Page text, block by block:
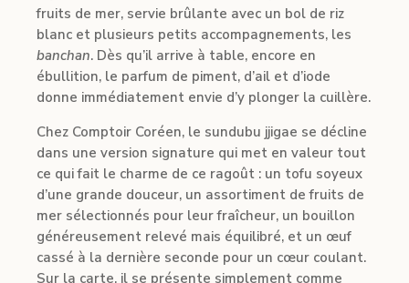
fruits de mer, servie brûlante avec un bol de riz
blanc et plusieurs petits accompagnements, les
banchan. Dès qu’il arrive à table, encore en
ébullition, le parfum de piment, d’ail et d’iode
donne immédiatement envie d’y plonger la cuillère.
Chez Comptoir Coréen, le sundubu jjigae se décline
dans une version signature qui met en valeur tout
ce qui fait le charme de ce ragoût : un tofu soyeux
d’une grande douceur, un assortiment de fruits de
mer sélectionnés pour leur fraîcheur, un bouillon
généreusement relevé mais équilibré, et un œuf
cassé à la dernière seconde pour un cœur coulant.
Sur la carte, il se présente simplement comme